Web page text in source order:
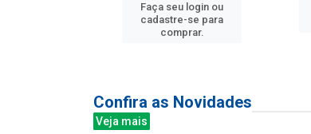
Faça seu login ou
cadastre-se para
comprar.
Confira as Novidades
Veja mais